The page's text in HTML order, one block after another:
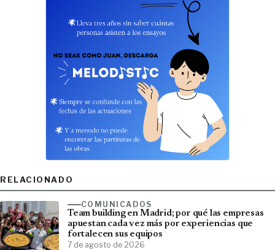
RELACIONADO
COMUNICADOS
Team building en Madrid; por qué las empresas
apuestan cada vez más por experiencias que
fortalecen sus equipos
7 de agosto de 2026